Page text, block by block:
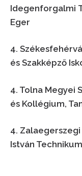
Idegenforgalmi
Eger
4.
és Szakképző
4. Tolna Megyei
és Kollégium,
4.
István Technikum